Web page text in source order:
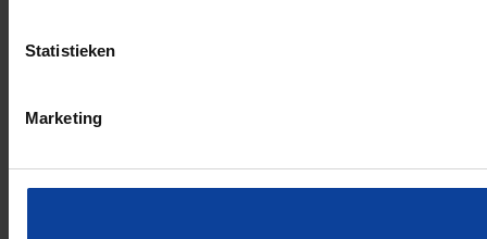
Statistieken
Marketing